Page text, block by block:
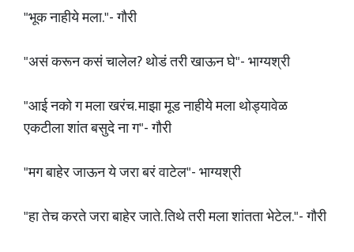
"भूक नाहीये मला."- गौरी
"असं करून कसं चालेल? थोडं तरी खाऊन घे"- भाग्यश्री
"आई नको ग मला खरंच. माझा मूड नाहीये मला थोड्यावेळ
एकटीला शांत बसुदे ना ग"- गौरी
"मग बाहेर जाऊन ये जरा बरं वाटेल"- भाग्यश्री
"हा तेच करते जरा बाहेर जाते. तिथे तरी मला शांतता भेटेल."- गौरी